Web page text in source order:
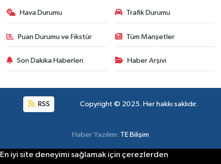
Hava Durumu Trafik Durumu
Puan Durumu ve Fikstür Tüm Manşetler
Son Dakika Haberleri Haber Arşivi
RSS Copyright © 2025. Her hakkı saklıdır.
Haber Yazılımı: TE Bilişim
En iyi site deneyimi sağlamak için çerezlerden